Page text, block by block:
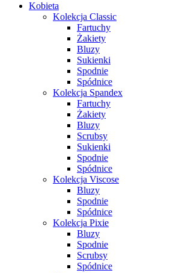
Kobieta
Kolekcja Classic
Fartuchy
Żakiety
Bluzy
Sukienki
Spodnie
Spódnice
Kolekcja Spandex
Fartuchy
Żakiety
Bluzy
Scrubsy
Sukienki
Spodnie
Spódnice
Kolekcja Viscose
Bluzy
Spodnie
Spódnice
Kolekcja Pixie
Bluzy
Spodnie
Scrubsy
Spódnice